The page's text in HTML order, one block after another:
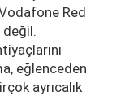
Red
eğlenceden
ayrıcalık